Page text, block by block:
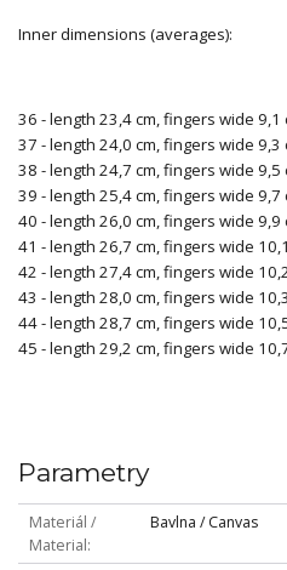
Inner dimensions (averages):
36 - length 23,4 cm, fingers wide 9,1
37 - length 24,0 cm, fingers wide 9,3
38 - length 24,7 cm, fingers wide 9,5
39 - length 25,4 cm, fingers wide 9,7
40 - length 26,0 cm, fingers wide 9,9
41 - length 26,7 cm, fingers wide
42 - length 27,4 cm, fingers wide
43 - length 28,0 cm, fingers wide
44 - length 28,7 cm, fingers wide
45 - length 29,2 cm, fingers wide
Parametry
Materiál /
Material
Bavlna / Canvas